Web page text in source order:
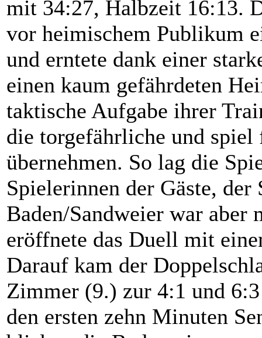
mit 34:27, Halbzeit 16:13.
vor heimischem Publikum
und erntete dank einer
einen kaum gefährdeten
taktische Aufgabe ihrer
die torgefährliche und spiel
übernehmen. So lag die
Spielerinnen der Gäste,
Baden/Sandweier war
eröffnete das Duell mit
Darauf kam der
Zimmer (9.) zur 4:1 und
den ersten zehn Minuten